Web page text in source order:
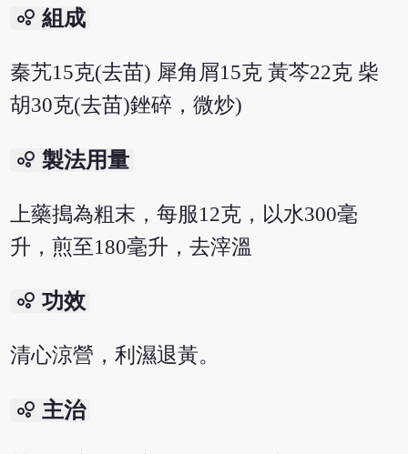
bubble_chart 組成
秦艽15克(去苗) 犀角屑15克 黃芩22克 柴
胡30克(去苗)銼碎，微炒)
bubble_chart 製法用量
上藥搗為粗末，每服12克，以水300毫
升，煎至180毫升，去滓溫
bubble_chart 功效
清心涼營，利濕退黃。
bubble_chart 主治